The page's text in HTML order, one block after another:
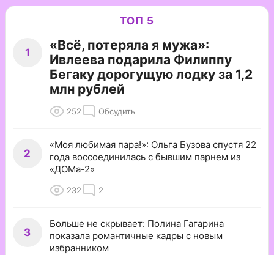
ТОП 5
1
«Всё, потеряла я мужа»:
Ивлеева подарила Филиппу
Бегаку дорогущую лодку за 1,2
млн рублей
252 Обсудить
2
«Моя любимая пара!»: Ольга Бузова спустя 22
года воссоединилась с бывшим парнем из
«ДОМа-2»
232 2
3
Больше не скрывает: Полина Гагарина
показала романтичные кадры с новым
избранником